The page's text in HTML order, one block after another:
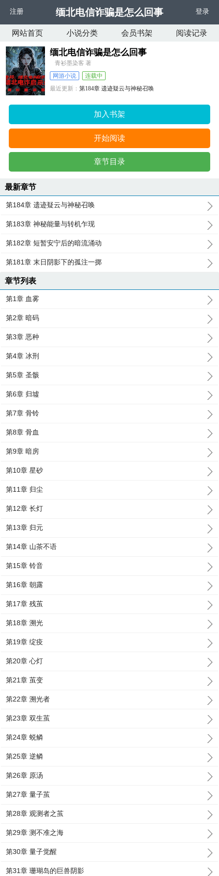
注册 缅北电信诈骗是怎么回事 登录
网站首页 小说分类 会员书架 阅读记录
缅北电信诈骗是怎么回事
青衫墨染客 著
网游小说
连载中
最近更新：第184章 遗迹疑云与神秘召唤
加入书架
开始阅读
章节目录
最新章节
第184章 遗迹疑云与神秘召唤
第183章 神秘能量与转机乍现
第182章 短暂安宁后的暗流涌动
第181章 末日阴影下的孤注一掷
章节列表
第1章 血雾
第2章 暗码
第3章 恶种
第4章 冰刑
第5章 圣骸
第6章 归墟
第7章 骨铃
第8章 骨血
第9章 暗房
第10章 星砂
第11章 归尘
第12章 长灯
第13章 归元
第14章 山茶不语
第15章 铃音
第16章 朝露
第17章 残茧
第18章 溯光
第19章 绽疫
第20章 心灯
第21章 茧变
第22章 溯光者
第23章 双生茧
第24章 蜕鳞
第25章 逆鳞
第26章 原汤
第27章 量子茧
第28章 观测者之茧
第29章 测不准之海
第30章 量子觉醒
第31章 珊瑚岛的巨兽阴影